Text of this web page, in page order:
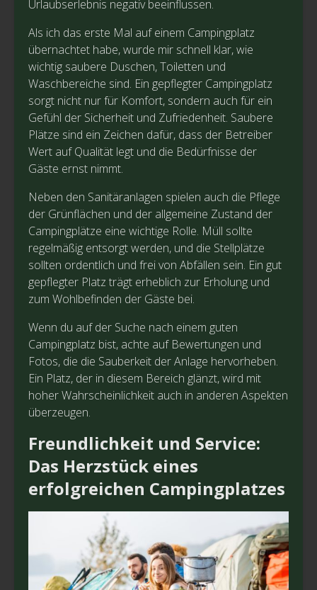
Urlaubserlebnis negativ beeinflussen.
Als ich das erste Mal auf einem Campingplatz
übernachtet habe, wurde mir schnell klar, wie
wichtig saubere Duschen, Toiletten und
Waschbereiche sind. Ein gepflegter Campingplatz
sorgt nicht nur für Komfort, sondern auch für ein
Gefühl der Sicherheit und Zufriedenheit. Saubere
Plätze sind ein Zeichen dafür, dass der Betreiber
Wert auf Qualität legt und die Bedürfnisse der
Gäste ernst nimmt.
Neben den Sanitäranlagen spielen auch die Pflege
der Grünflächen und der allgemeine Zustand der
Campingplätze eine wichtige Rolle. Müll sollte
regelmäßig entsorgt werden, und die Stellplätze
sollten ordentlich und frei von Abfällen sein. Ein gut
gepflegter Platz trägt erheblich zur Erholung und
zum Wohlbefinden der Gäste bei.
Wenn du auf der Suche nach einem guten
Campingplatz bist, achte auf Bewertungen und
Fotos, die die Sauberkeit der Anlage hervorheben.
Ein Platz, der in diesem Bereich glänzt, wird mit
hoher Wahrscheinlichkeit auch in anderen Aspekten
überzeugen.
Freundlichkeit und Service:
Das Herzstück eines
erfolgreichen Campingplatzes